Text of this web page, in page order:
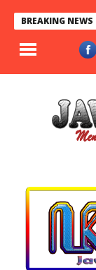
BREAKING NEWS